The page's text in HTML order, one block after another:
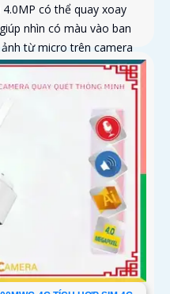
có thể quay xoay
nhìn có màu vào ban
từ micro trên camera